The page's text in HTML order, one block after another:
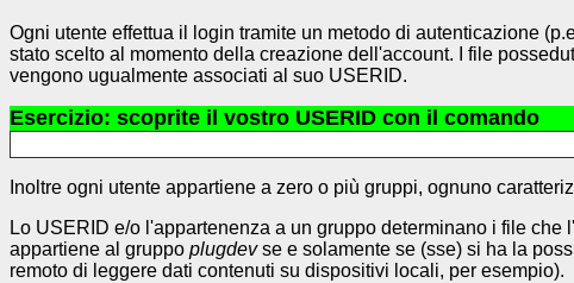
Ogni utente effettua il login tramite un metodo di autenticazione
stato scelto al momento della creazione dell'account. I file
vengono ugualmente associati al suo USERID.
Esercizio: scoprite il vostro USERID con il comando
Inoltre ogni utente appartiene a zero o più gruppi, ognuno
Lo USERID e/o l'appartenenza a un gruppo determinano i file
appartiene al gruppo plugdevse e solamente se (sse) si ha la
remoto di leggere dati contenuti su dispositivi locali, per esempio).